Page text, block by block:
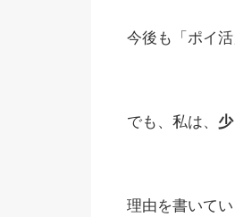
今後も「ポイ
でも、私は、
理由を書いてい